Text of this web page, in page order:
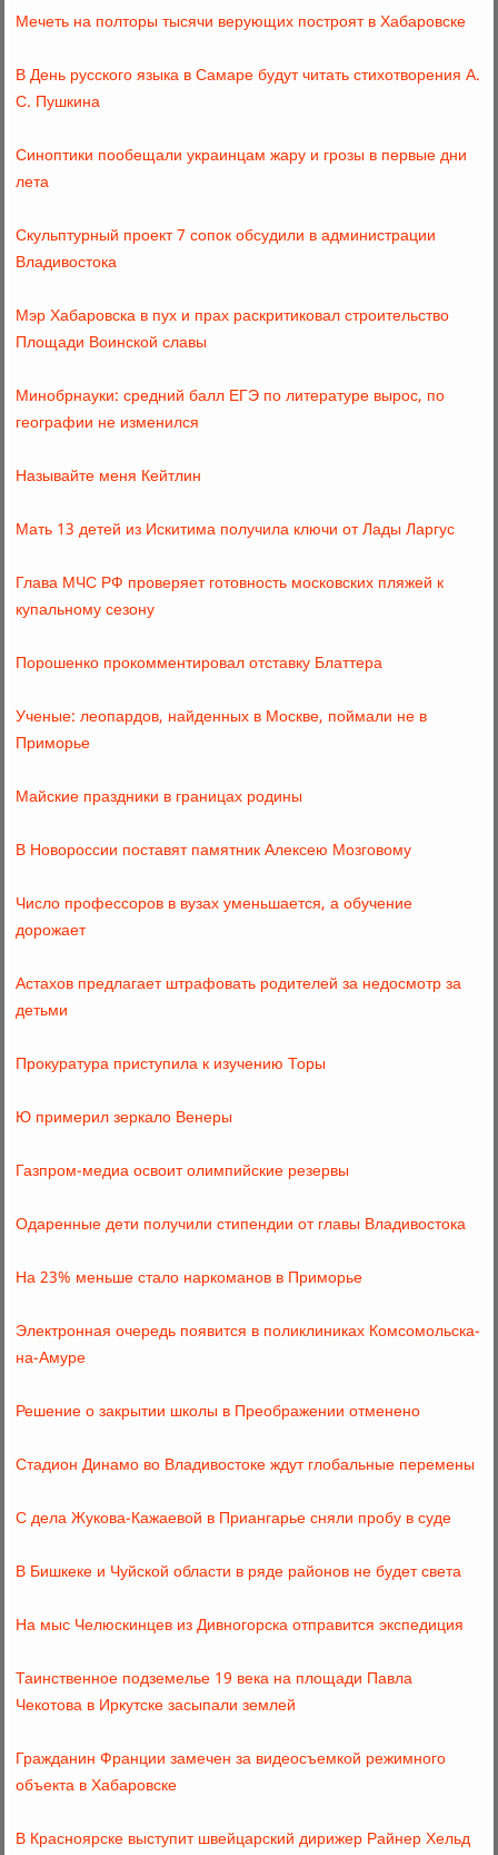
Мечеть на полторы тысячи верующих построят в Хабаровске
В День русского языка в Самаре будут читать стихотворения А.
С. Пушкина
Синоптики пообещали украинцам жару и грозы в первые дни
лета
Скульптурный проект 7 сопок обсудили в администрации
Владивостока
Мэр Хабаровска в пух и прах раскритиковал строительство
Площади Воинской славы
Минобрнауки: средний балл ЕГЭ по литературе вырос, по
географии не изменился
Называйте меня Кейтлин
Мать 13 детей из Искитима получила ключи от Лады Ларгус
Глава МЧС РФ проверяет готовность московских пляжей к
купальному сезону
Порошенко прокомментировал отставку Блаттера
Ученые: леопардов, найденных в Москве, поймали не в
Приморье
Майские праздники в границах родины
В Новороссии поставят памятник Алексею Мозговому
Число профессоров в вузах уменьшается, а обучение
дорожает
Астахов предлагает штрафовать родителей за недосмотр за
детьми
Прокуратура приступила к изучению Торы
Ю примерил зеркало Венеры
Газпром-медиа освоит олимпийские резервы
Одаренные дети получили стипендии от главы Владивостока
На 23% меньше стало наркоманов в Приморье
Электронная очередь появится в поликлиниках Комсомольска-
на-Амуре
Решение о закрытии школы в Преображении отменено
Стадион Динамо во Владивостоке ждут глобальные перемены
С дела Жукова-Кажаевой в Приангарье сняли пробу в суде
В Бишкеке и Чуйской области в ряде районов не будет света
На мыс Челюскинцев из Дивногорска отправится экспедиция
Таинственное подземелье 19 века на площади Павла
Чекотова в Иркутске засыпали землей
Гражданин Франции замечен за видеосъемкой режимного
объекта в Хабаровске
В Красноярске выступит швейцарский дирижер Райнер Хельд